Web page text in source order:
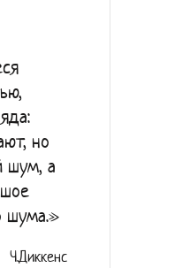
навыков
воспитатели,
арт-терапии,
социальных
в работе
мастерских.
но
шум, а
шума.»
Ч.Диккенс